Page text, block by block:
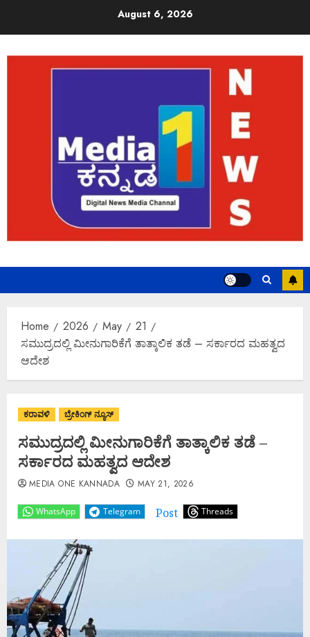
August 6, 2026
Home 2026 May
21
ಸಮುದ್ರದಲ್ಲಿ ಮೀನುಗಾರಿಕೆಗೆ ತಾತ್ಕಾಲಿಕ ತಡೆ – ಸರ್ಕಾರದ ಮಹತ್ವದ
ಆದೇಶ
ಕರಾವಳಿ ಬ್ರೇಕಿಂಗ್ ನ್ಯೂಸ್
ಸಮುದ್ರದಲ್ಲಿ ಮೀನುಗಾರಿಕೆಗೆ ತಾತ್ಕಾಲಿಕ ತಡೆ –
ಸರ್ಕಾರದ ಮಹತ್ವದ ಆದೇಶ
WhatsApp Telegram Post Threads
MEDIA ONE KANNADA MAY 21, 2026